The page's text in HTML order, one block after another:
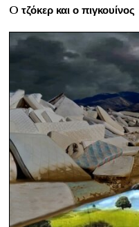
O τζόκερ και ο πιγκουίνος